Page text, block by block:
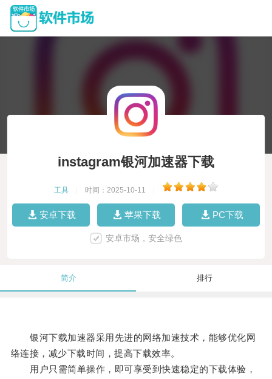
instagram银河加速器下载
工具 时间：2025-10-11
安卓下载 苹果下载 PC下载
安卓市场，安全绿色
简介 排行
银河下载加速器采用先进的网络加速技术，能够优化网
络连接，减少下载时间，提高下载效率。
用户只需简单操作，即可享受到快速稳定的下载体验，